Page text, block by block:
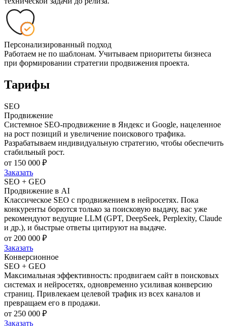
Персонализированный подход
Работаем не по шаблонам. Учитываем приоритеты бизнеса
при формировании стратегии продвижения проекта.
Тарифы
SEO
Продвижение
Системное SEO-продвижение в Яндекс и Google, нацеленное
на рост позиций и увеличение поискового трафика.
Разрабатываем индивидуальную стратегию, чтобы обеспечить
стабильный рост.
от 150 000 ₽
Заказать
SEO + GEO
Продвижение в AI
Классическое SEO с продвижением в нейросетях. Пока
конкуренты борются только за поисковую выдачу, вас уже
рекомендуют ведущие LLM (GPT, DeepSeek, Perplexity, Claude
и др.), и быстрые ответы цитируют на выдаче.
от 200 000 ₽
Заказать
Конверсионное
SEO + GEO
Максимальная эффективность: продвигаем сайт в поисковых
системах и нейросетях, одновременно усиливая конверсию
страниц. Привлекаем целевой трафик из всех каналов и
превращаем его в продажи.
от 250 000 ₽
Заказать